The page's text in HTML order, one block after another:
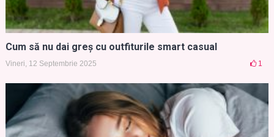
Cum să nu dai greș cu outfiturile smart casual
Vineri, 12 Septembrie 2025 1